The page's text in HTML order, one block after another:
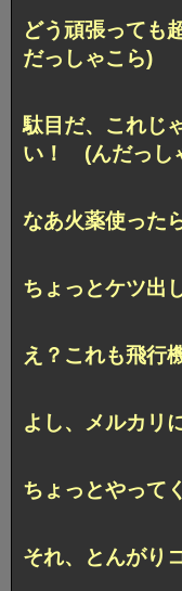
どう頑張っても
だっしゃこら)
駄目だ、これじ
い！ (んだっし
なあ火薬使った
ちょっとケツ出
え？これも飛行
よし、メルカリ
ちょっとやって
それ、とんがり